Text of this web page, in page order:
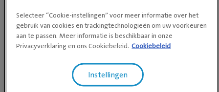
Selecteer “Cookie-instellingen” voor meer informatie over het
gebruik van cookies en trackingtechnologieën om uw voorkeuren
aan te passen. Meer informatie is beschikbaar in onze
Privacyverklaring en ons Cookiebeleid. Cookiebeleid
Instellingen